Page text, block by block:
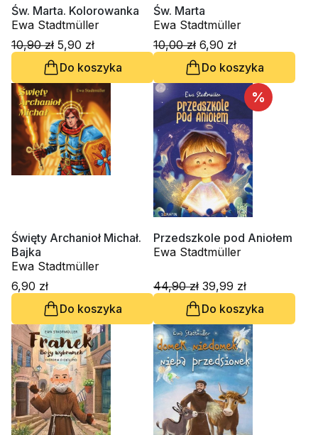
Św. Marta. Kolorowanka
Ewa Stadtmüller
10,90 zł 5,90 zł
Do koszyka
Św. Marta
Ewa Stadtmüller
10,00 zł 6,90 zł
Do koszyka
Święty Archanioł Michał.
Bajka
Ewa Stadtmüller
6,90 zł
Do koszyka
%
Przedszkole pod Aniołem
Ewa Stadtmüller
44,90 zł 39,99 zł
Do koszyka